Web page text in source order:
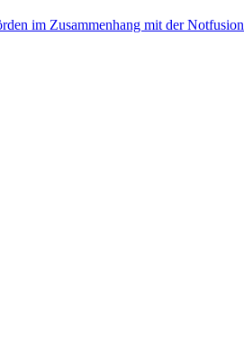
im Zusammenhang mit der